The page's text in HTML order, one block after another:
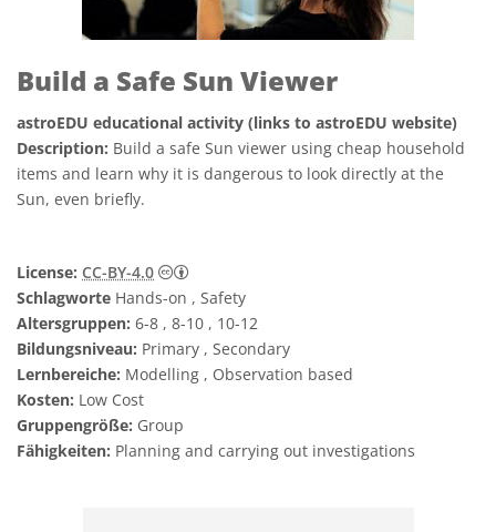
Build a Safe Sun Viewer
astroEDU educational activity (links to astroEDU website)
Description: Build a safe Sun viewer using cheap household
items and learn why it is dangerous to look directly at the
Sun, even briefly.
License: CC-BY-4.0
Creative Commons Namensnennung 4.0
Schlagworte Hands-on , Safety
Altersgruppen: 6-8 , 8-10 , 10-12
Bildungsniveau: Primary , Secondary
Lernbereiche: Modelling , Observation based
Kosten: Low Cost
Gruppengröße: Group
Fähigkeiten: Planning and carrying out investigations